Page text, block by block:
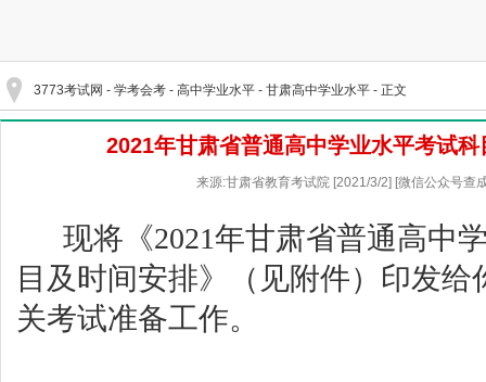
3773考试网 - 学考会考 - 高中学业水平 - 甘肃高中学业水平 - 正文
2021年甘肃省普通高中学业水平考试
来源:甘肃省教育考试院 [2021/3/2] [微信公众号查
现将《2021年甘肃省普通高中
目及时间安排》（见附件）印发给
关考试准备工作。